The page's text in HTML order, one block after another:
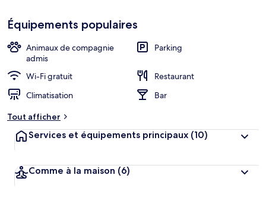
Équipements populaires
Animaux de compagnie
admis
Parking
Wi-Fi gratuit
Restaurant
Climatisation
Bar
Tout afficher
Services et équipements principaux (10)
Comme à la maison (6)